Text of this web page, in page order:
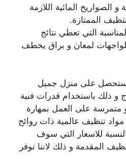
الصواريخ المائية اللازمة
الممتازة.
التي تعطي نتائج
لمعان و براق يخطف
ستحصل على منزل جميل
و ذلك باستخدام قدرات فنية
متمرسة على العمل بمهارة
مواد تنظيف عالمية ذات روائح
للاسعار التي سوف
المقدمة و ذلك لاننا نوفر